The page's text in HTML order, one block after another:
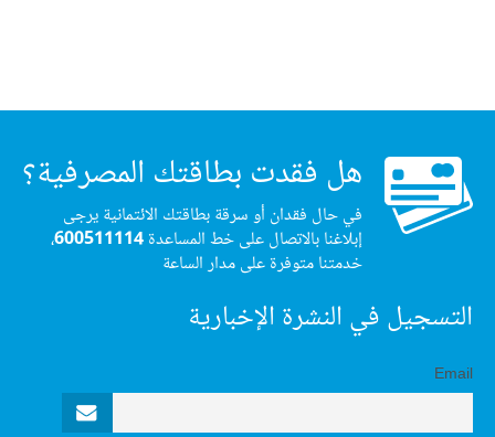
هل فقدت بطاقتك المصرفية؟
في حال فقدان أو سرقة بطاقتك الائتمانية يرجى
إبلاغنا بالاتصال على خط المساعدة600511114،
خدمتنا متوفرة على مدار الساعة
التسجيل في النشرة الإخبارية
Email